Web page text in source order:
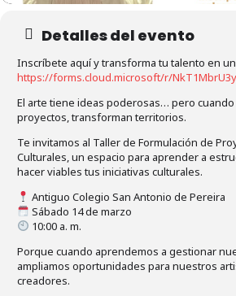
Detalles del evento
Inscríbete aquí y transforma tu talento en
https://forms.cloud.microsoft/r/NkT1MbrU3y
El arte tiene ideas poderosas… pero
proyectos, transforman territorios.
Te invitamos al Taller de Formulación de
Culturales, un espacio para aprender a
hacer viables tus iniciativas culturales.
Antiguo Colegio San Antonio de Pereira
Sábado 14 de marzo
10:00 a. m.
Porque cuando aprendemos a gestionar
ampliamos oportunidades para nuestros
creadores.